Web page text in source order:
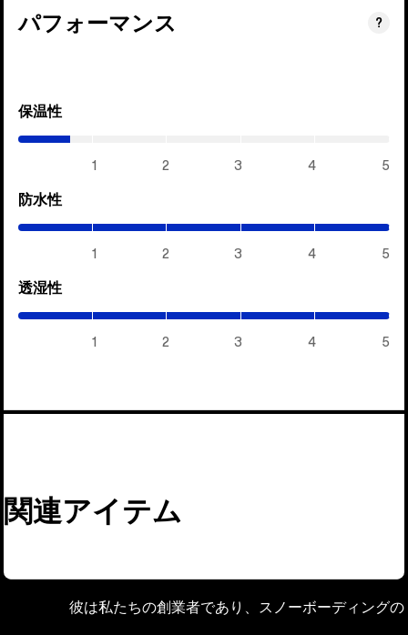
パフォーマンス ?
保温性
1 2 3 4 5
防水性
1 2 3 4 5
透湿性
1 2 3 4 5
関連アイテム
彼は私たちの創業者であり、スノーボーディング